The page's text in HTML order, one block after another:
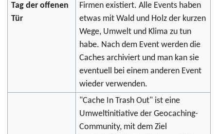
Tag der offenen
Tür
Firmen existiert. Alle Events haben
etwas mit Wald und Holz der kurzen
Wege, Umwelt und Klima zu tun
habe. Nach dem Event werden die
Caches archiviert und man kan sie
eventuell bei einem anderen Event
wieder verwenden.
"Cache In Trash Out" ist eine
Umweltinitiative der Geocaching-
Community, mit dem Ziel